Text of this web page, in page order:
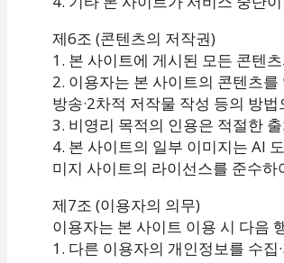
제6조 (콘텐츠의 저작권)
1. 본 사이트에 게시된 모든 콘텐
2. 이용자는 본 사이트의 콘텐츠를
방송·2차적 저작물 작성 등의 방
3. 비영리 목적의 인용은 적절한
4. 본 사이트의 일부 이미지는 AI
미지 사이트의 라이선스를 준수하
제7조 (이용자의 의무)
이용자는 본 사이트 이용 시 다음
1. 다른 이용자의 개인정보를 수집